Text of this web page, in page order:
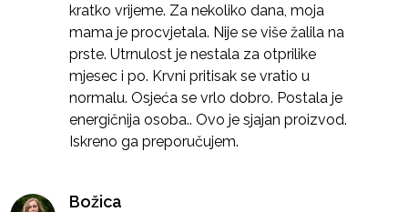
kratko vrijeme. Za nekoliko dana, moja
mama je procvjetala. Nije se više žalila na
prste. Utrnulost je nestala za otprilike
mjesec i po. Krvni pritisak se vratio u
normalu. Osjeća se vrlo dobro. Postala je
energičnija osoba.. Ovo je sjajan proizvod.
Iskreno ga preporučujem.
Božica